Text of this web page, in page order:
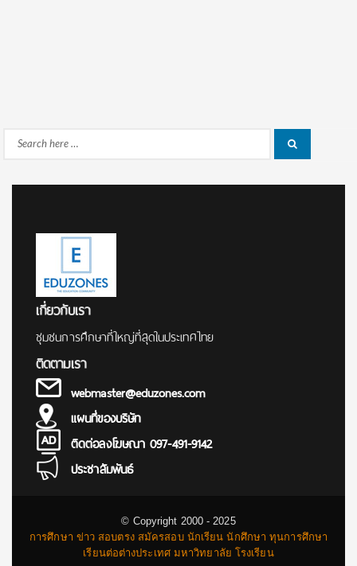
Search
เกี่ยวกับเรา
ชุมชนการศึกษาที่ใหญ่ที่สุดในประเทศไทย
ติดตามเรา
webmaster@eduzones.com
แผนที่ของบริษัท
ติดต่อลงโฆษณา 097-491-9142
ประชาสัมพันธ์
© Copyright 2000 - 2025
การศึกษา ข่าว สอบตรง สมัครสอบ นักเรียน นักศึกษา ทุนการศึกษา
เรียนต่อต่างประเทศ มหาวิทยาลัย โรงเรียน